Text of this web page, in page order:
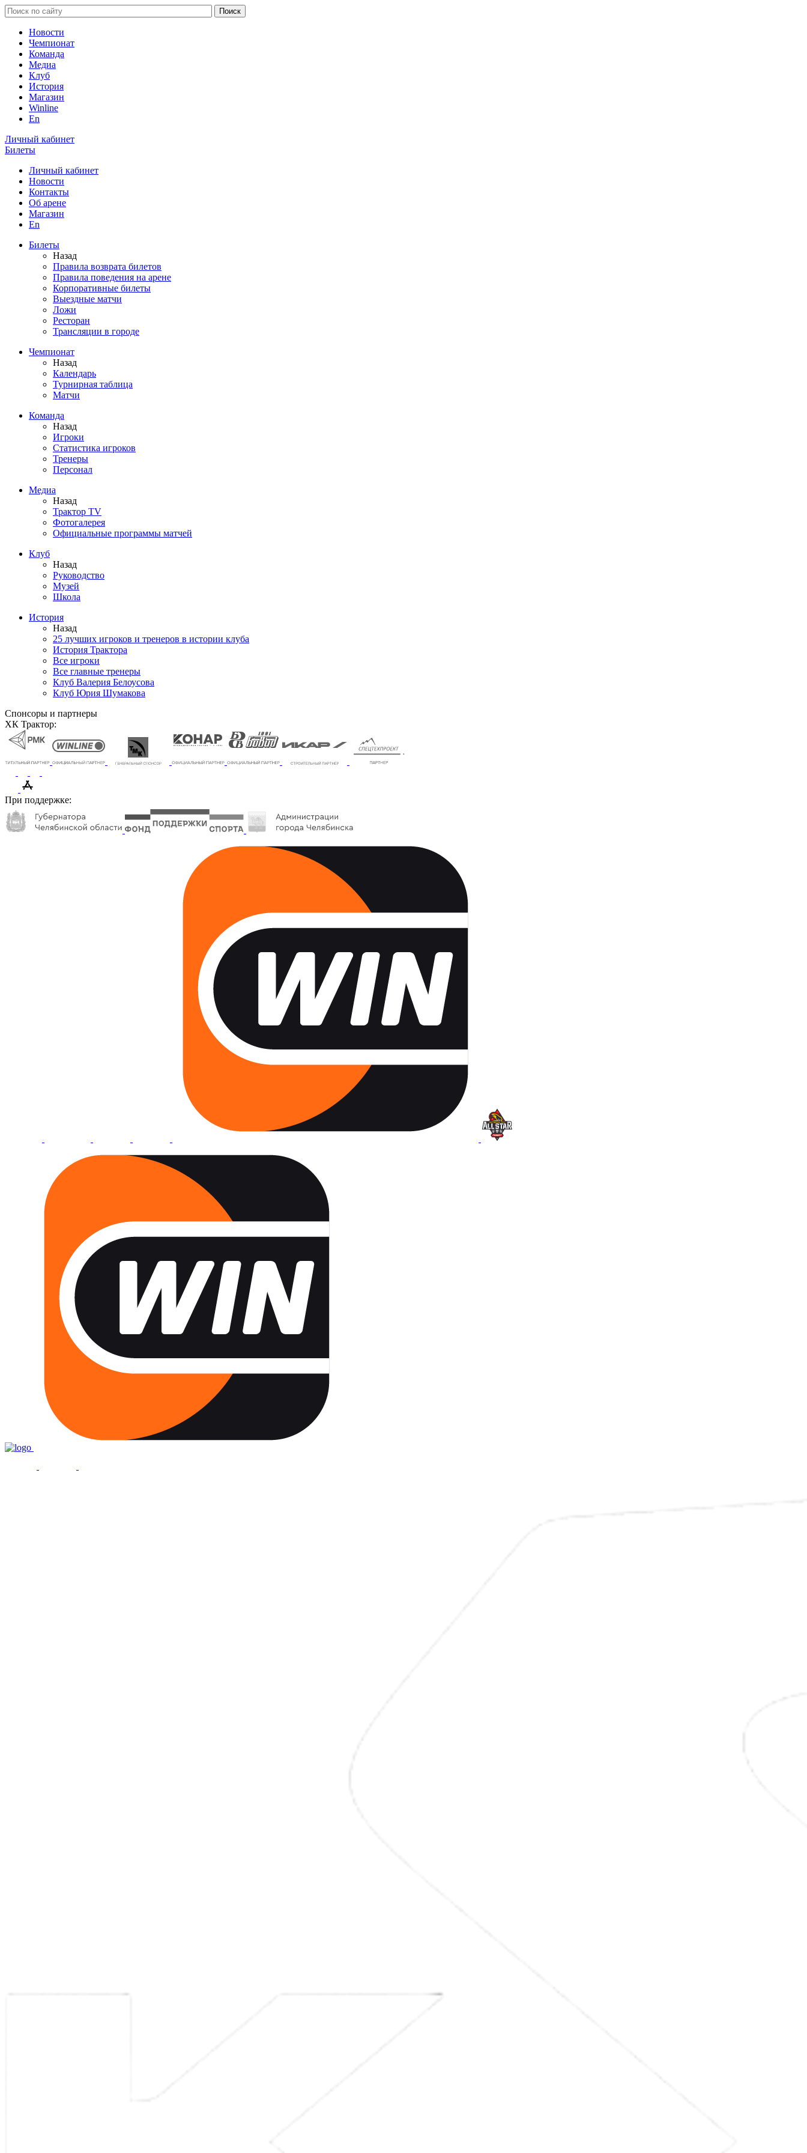
Новости
Чемпионат
Команда
Медиа
Клуб
История
Магазин
Winline
En
Личный кабинет
Билеты
Личный кабинет
Новости
Контакты
Об арене
Магазин
En
Билеты
Назад
Правила возврата билетов
Правила поведения на арене
Корпоративные билеты
Выездные матчи
Ложи
Ресторан
Трансляции в городе
Чемпионат
Назад
Календарь
Турнирная таблица
Матчи
Команда
Назад
Игроки
Статистика игроков
Тренеры
Персонал
Медиа
Назад
Трактор TV
Фотогалерея
Официальные программы матчей
Клуб
Назад
Руководство
Музей
Школа
История
Назад
25 лучших игроков и тренеров в истории клуба
История Трактора
Все игроки
Все главные тренеры
Клуб Валерия Белоусова
Клуб Юрия Шумакова
Спонсоры и партнеры
ХК Трактор:
При поддержке: